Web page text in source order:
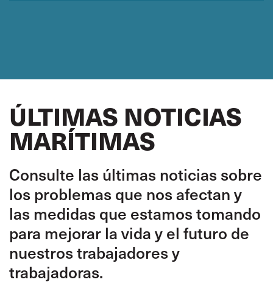
ÚLTIMAS NOTICIAS
MARÍTIMAS
Consulte las últimas noticias sobre
los problemas que nos afectan y
las medidas que estamos tomando
para mejorar la vida y el futuro de
nuestros trabajadores y
trabajadoras.